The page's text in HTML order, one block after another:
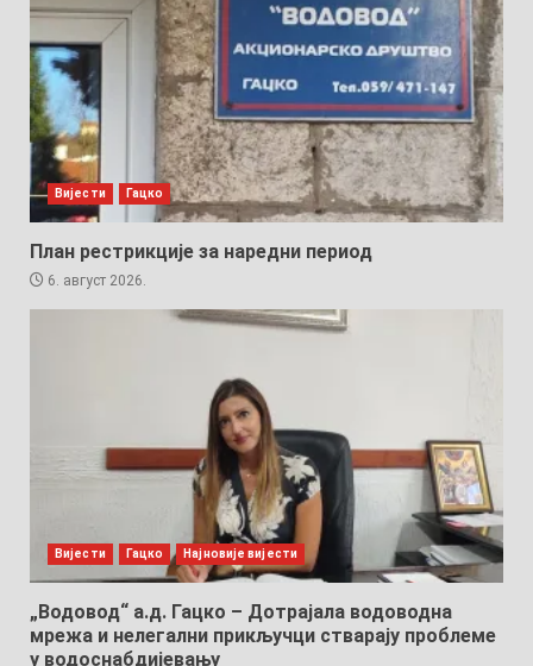
Вијести Гацко
План рестрикције за наредни период
6. август 2026.
Вијести Гацко Најновије вијести
„Водовод“ а.д. Гацко – Дотрајала водоводна
мрежа и нелегални прикључци стварају проблеме
у водоснабдијевању